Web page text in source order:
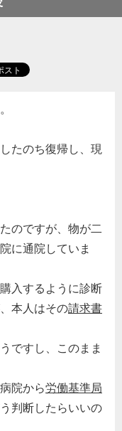
たのち復帰し、現
のですが、物が二
に通院していま
入するように診断
本人はその請求書
ですし、このまま
院から労働基準局
判断したらいいの